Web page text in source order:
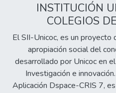
INSTITUCIÓN
COLEGIOS
El SII-Unicoc, es un proyecto
apropiación social del
desarrollado por Unicoc en
Investigación e
Aplicación Dspace-CRIS 7,